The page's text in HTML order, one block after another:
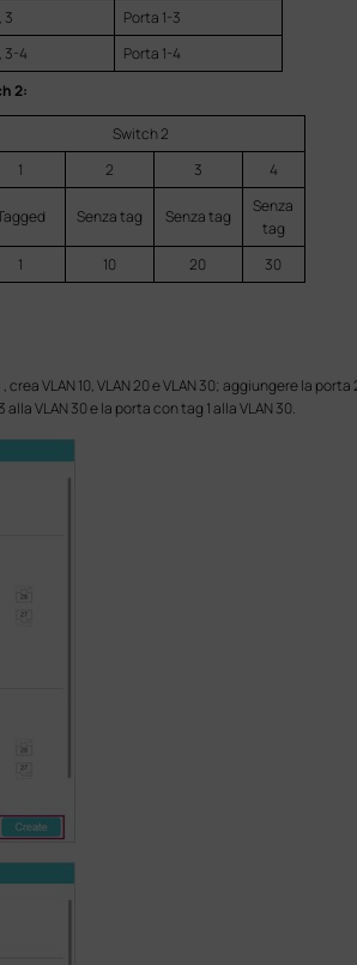
3
Porta 1-3
3-4
Porta 1-4
2:
Switch 2
1 2 3
4
Senza tag Senza tag
Senza
tag
1 10 20
30
, crea VLAN 10, VLAN 20 e VLAN 30; aggiungere la
VLAN 30 e la porta con tag 1 alla VLAN 30.